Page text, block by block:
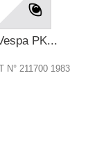
PK...
N° 211700 1983